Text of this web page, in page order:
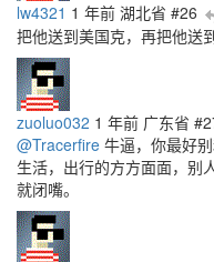
lw4321 1 年前 湖北省 #26
把他送到美国克，再把他送
zuoluo032 1 年前 广东省
@Tracerfire 牛逼，你最好
生活，出行的方方面面，别
就闭嘴。